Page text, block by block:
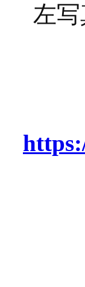
左